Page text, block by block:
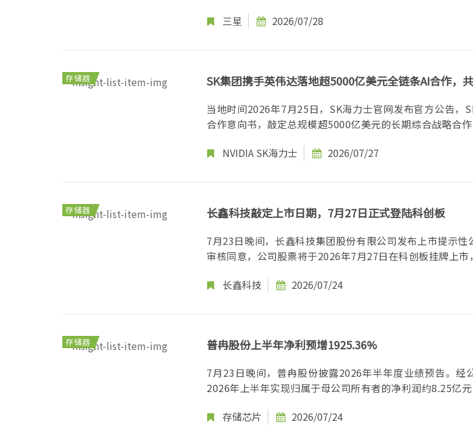
三星
2026/07/28
存储器
SK集团携手英伟达落地超5000亿美元全链条AI合作，
当地时间2026年7月25日，SK海力士官网发布官方公告，
合作意向书，敲定总规模超5000亿美元的长期综合战略合
NVIDIA SK海力士 2026/07/27
存储器 长鑫科技敲定上市日期，7月27日正式登陆科创板
7月23日晚间，长鑫科技集团股份有限公司发布上市提示性
审核同意，公司股票将于2026年7月27日在科创板挂牌上市
长鑫科技
2026/07/24
存储器 普冉股份上半年净利预增1925.36%
7月23日晚间，普冉股份披露2026年半年度业绩预告。经
2026年上半年实现归属于母公司所有者的净利润约8.25亿
存储芯片
2026/07/24